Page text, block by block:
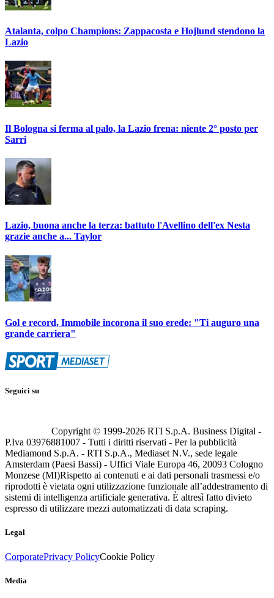
Atalanta, colpo Champions: Zappacosta e Hojlund stendono la
Lazio
Il Bologna si ferma al palo, la Lazio frena: niente 2° posto per
Sarri
Lazio, buona anche la terza: battuto l'Avellino dell'ex Nesta
grazie anche a... Taylor
Gol e record, Immobile incorona il suo erede: "Ti auguro una
grande carriera"
Seguici su
Copyright © 1999-2026 RTI S.p.A. Business Digital -
P.Iva 03976881007 - Tutti i diritti riservati - Per la pubblicità
Mediamond S.p.A. - RTI S.p.A., Mediaset N.V., sede legale
Amsterdam (Paesi Bassi) - Uffici Viale Europa 46, 20093 Cologno
Monzese (MI)Rispetto ai contenuti e ai dati personali trasmessi e/o
riprodotti è vietata ogni utilizzazione funzionale all’addestramento di
sistemi di intelligenza artificiale generativa. È altresì fatto divieto
espresso di utilizzare mezzi automatizzati di data scraping.
Legal
CorporatePrivacy PolicyCookie Policy
Media